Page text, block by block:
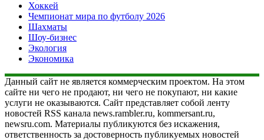
Хоккей
Чемпионат мира по футболу 2026
Шахматы
Шоу-бизнес
Экология
Экономика
Данный сайт не является коммерческим проектом. На этом
сайте ни чего не продают, ни чего не покупают, ни какие
услуги не оказываются. Сайт представляет собой ленту
новостей RSS канала news.rambler.ru, kommersant.ru,
newsru.com. Материалы публикуются без искажения,
ответственность за достоверность публикуемых новостей